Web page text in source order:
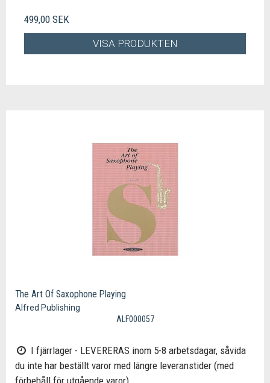
499,00 SEK
VISA PRODUKTEN
The Art Of Saxophone Playing
Alfred Publishing
ALF000057
I fjärrlager - LEVERERAS inom 5-8 arbetsdagar, såvida
du inte har beställt varor med längre leveranstider (med
förbehåll för utgående varor)